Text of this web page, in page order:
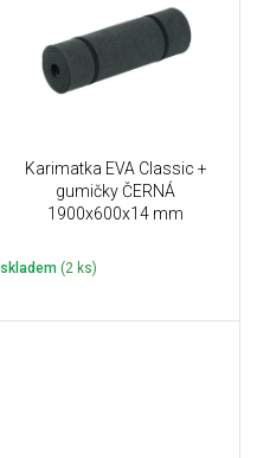
Karimatka EVA Classic +
gumičky ČERNÁ
1900x600x14 mm
skladem (2 ks)